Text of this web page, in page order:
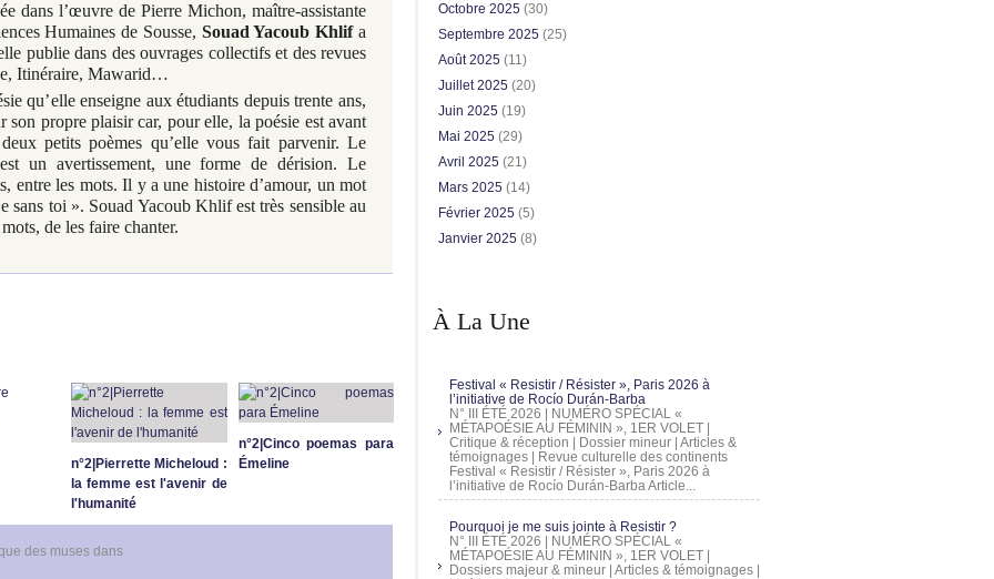
dans l’œuvre de Pierre Michon, maître-assistante
Humaines de Sousse, Souad Yacoub Khlifa
publie dans des ouvrages collectifs et des revues
, Itinéraire, Mawarid…
qu’elle enseigne aux étudiants depuis trente ans,
son propre plaisir car, pour elle, la poésie est avant
petits poèmes qu’elle vous fait parvenir. Le
un avertissement, une forme de dérision. Le
entre les mots. Il y a une histoire d’amour, un mot
sans toi ». Souad Yacoub Khlif est très sensible au
de les faire chanter.
n°2|Pierrette Micheloud :
la femme est l'avenir de
l'humanité
n°2|Cinco poemas para
Émeline
des muses dans
Octobre 2025 (30)
Septembre 2025 (25)
Août 2025 (11)
Juillet 2025 (20)
Juin 2025 (19)
Mai 2025 (29)
Avril 2025 (21)
Mars 2025 (14)
Février 2025 (5)
Janvier 2025 (8)
À La Une
Festival « Resistir / Résister », Paris 2026 à
l’initiative de Rocío Durán-Barba
N° III ÉTÉ 2026 | NUMÉRO SPÉCIAL «
MÉTAPOÉSIE AU FÉMININ », 1ER VOLET |
Critique & réception | Dossier mineur | Articles &
témoignages | Revue culturelle des continents
Festival « Resistir / Résister », Paris 2026 à
l’initiative de Rocío Durán-Barba Article...
Pourquoi je me suis jointe à Resistir ?
N° III ÉTÉ 2026 | NUMÉRO SPÉCIAL «
MÉTAPOÉSIE AU FÉMININ », 1ER VOLET |
Dossiers majeur & mineur | Articles & témoignages |